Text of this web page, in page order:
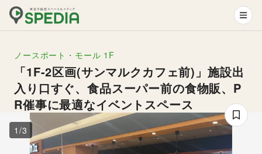
ノースポート・モール 1F
「1F-2区画(サンマルクカフェ前)」施設出
入り口すぐ、食品スーパー前の食物販、P
R催事に最適なイベントスペース
1 /3